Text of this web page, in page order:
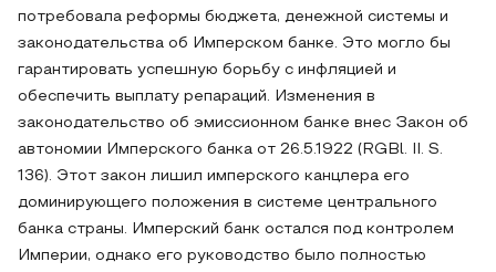
потребовала реформы бюджета, денежной системы и
законодательства об Имперском банке. Это могло бы
гарантировать успешную борьбу с инфляцией и
обеспечить выплату репараций. Изменения в
законодательство об эмиссионном банке внес Закон об
автономии Имперского банка от 26.5.1922 (RGBl. II. S.
136). Этот закон лишил имперского канцлера его
доминирующего положения в системе центрального
банка страны. Имперский банк остался под контролем
Империи, однако его руководство было полностью